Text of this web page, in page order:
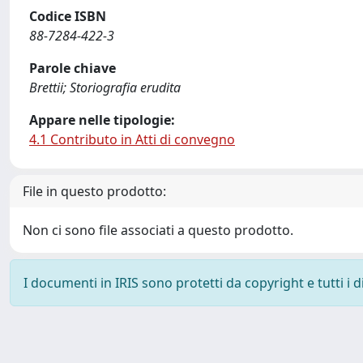
Codice ISBN
88-7284-422-3
Parole chiave
Brettii; Storiografia erudita
Appare nelle tipologie:
4.1 Contributo in Atti di convegno
File in questo prodotto:
Non ci sono file associati a questo prodotto.
I documenti in IRIS sono protetti da copyright e tutti i